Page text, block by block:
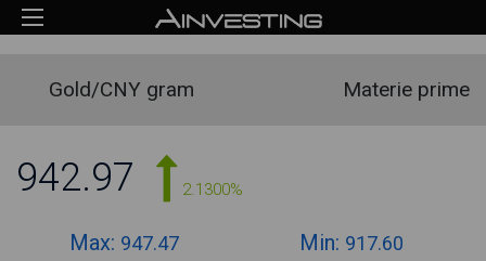
Gold/CNY gram Materie prime
942.97 2.1300%
Max: 947.47 Min: 917.60